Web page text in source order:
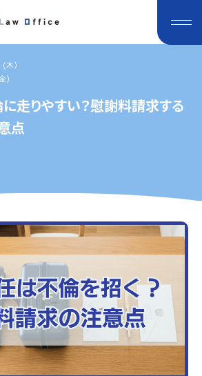
(木)
)
走りやすい？慰謝料請求する
点